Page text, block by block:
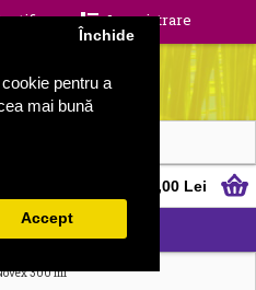
pentru a
mai bună
Închide
Accept
Inregistrare
0 produs(e) - 0,00 Lei
300 ml